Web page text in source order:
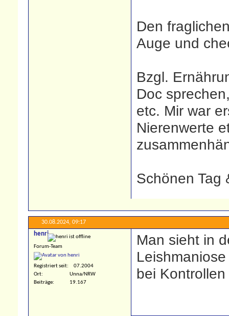
Den
Auge und
Bzgl.
Doc
etc. Mir war
Nierenwerte
Schönen Tag
30.08.2024, 09:17
henri
Forum-Team
Registriert seit
07.2004
Ort
Unna/NRW
Beiträge
19.167
Man sieht in
bei